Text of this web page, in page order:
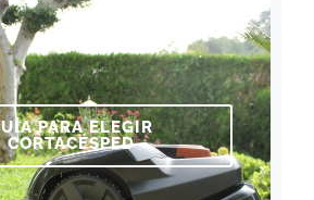
PARA ELEGIR
CORTACÉSPED